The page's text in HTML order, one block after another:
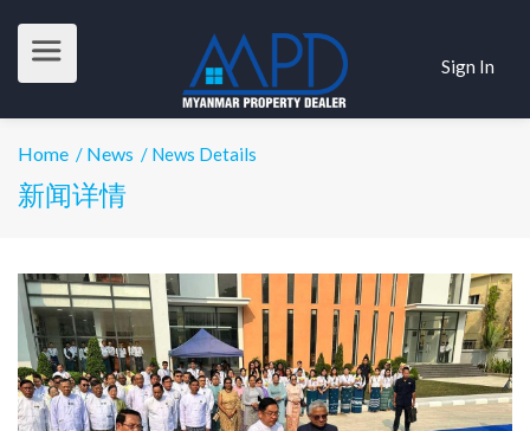
Sign In
Home / News / News Details
新闻详情